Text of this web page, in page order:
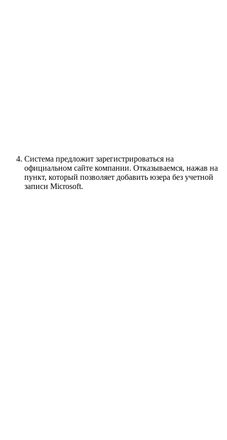
Система предложит зарегистрироваться на
официальном сайте компании. Отказываемся, нажав на
пункт, который позволяет добавить юзера без учетной
записи Microsoft.